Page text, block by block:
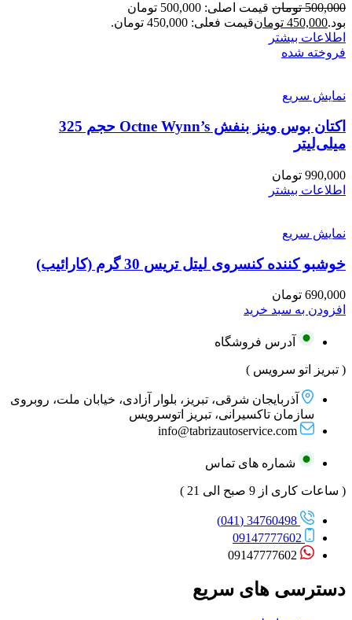
500,000 تومان
قیمت اصلی: 500,000 تومان
بود.450,000 تومانقیمت فعلی: 450,000 تومان.
اطلاعات بیشتر
فروخته شده
نمایش سریع
اکتان بوس وینز بنفش Octne Wynn’s حجم 325
میلی‌لیتر
990,000 تومان
اطلاعات بیشتر
نمایش سریع
خوشبو کننده کنسروی لیتل تریس 30 گرم (کارائیب)
690,000 تومان
افزودن به سبد خرید
آدرس فروشگاه
( تبریز اتو سرویس )
آذربایجان شرقی، تبریز، بلوار آزادی، خیابان ملت، روبروی
سازمان تاکسیرانی، تبریز اتوسرویس
info@tabrizautoservice.com
شماره های تماس
( ساعات کاری از 9 صبح الی 21 )
34760498 (041)
09147777602
09147777602
دسترسی های سریع